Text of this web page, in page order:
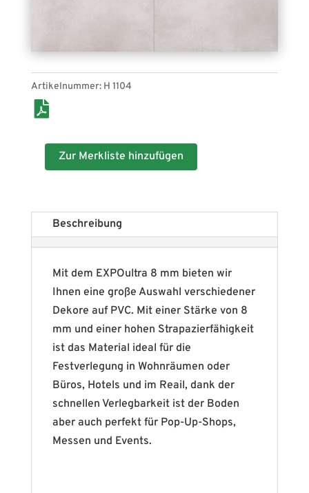
Artikelnummer: H 1104
Zur Merkliste hinzufügen
Beschreibung
Mit dem EXPOultra 8 mm bieten wir
Ihnen eine große Auswahl verschiedener
Dekore auf PVC. Mit einer Stärke von 8
mm und einer hohen Strapazierfähigkeit
ist das Material ideal für die
Festverlegung in Wohnräumen oder
Büros, Hotels und im Reail, dank der
schnellen Verlegbarkeit ist der Boden
aber auch perfekt für Pop-Up-Shops,
Messen und Events.